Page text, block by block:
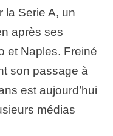
la Serie A, un
après ses
et Naples. Freiné
son passage à
est aujourd’hui
médias